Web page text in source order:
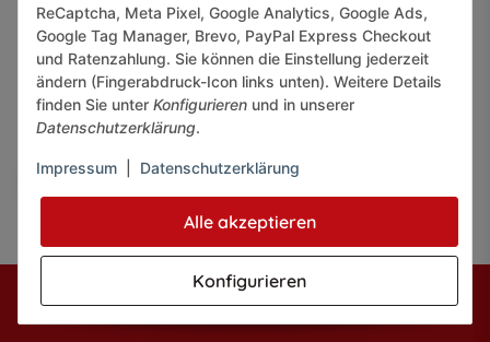
Sicher bezahlen via:
* Alle Preise inkl. gesetzlicher USt., zzgl.
ReCaptcha, Meta Pixel, Google Analytics, Google Ads,
Google Tag Manager, Brevo, PayPal Express Checkout
und Ratenzahlung. Sie können die Einstellung jederzeit
ändern (Fingerabdruck-Icon links unten). Weitere Details
finden Sie unter Konfigurieren und in unserer
Datenschutzerklärung.
Impressum Datenschutzerklärung
Alle akzeptieren
Konfigurieren